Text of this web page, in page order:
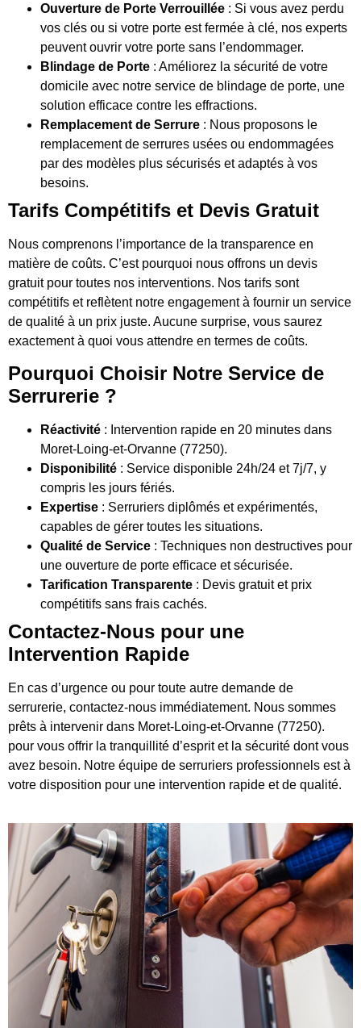
Ouverture de Porte Verrouillée : Si vous avez perdu
vos clés ou si votre porte est fermée à clé, nos experts
peuvent ouvrir votre porte sans l’endommager.
Blindage de Porte : Améliorez la sécurité de votre
domicile avec notre service de blindage de porte, une
solution efficace contre les effractions.
Remplacement de Serrure : Nous proposons le
remplacement de serrures usées ou endommagées
par des modèles plus sécurisés et adaptés à vos
besoins.
Tarifs Compétitifs et Devis Gratuit
Nous comprenons l’importance de la transparence en
matière de coûts. C’est pourquoi nous offrons un devis
gratuit pour toutes nos interventions. Nos tarifs sont
compétitifs et reflètent notre engagement à fournir un service
de qualité à un prix juste. Aucune surprise, vous saurez
exactement à quoi vous attendre en termes de coûts.
Pourquoi Choisir Notre Service de
Serrurerie ?
Réactivité : Intervention rapide en 20 minutes dans
Moret-Loing-et-Orvanne (77250).
Disponibilité : Service disponible 24h/24 et 7j/7, y
compris les jours fériés.
Expertise : Serruriers diplômés et expérimentés,
capables de gérer toutes les situations.
Qualité de Service : Techniques non destructives pour
une ouverture de porte efficace et sécurisée.
Tarification Transparente : Devis gratuit et prix
compétitifs sans frais cachés.
Contactez-Nous pour une
Intervention Rapide
En cas d’urgence ou pour toute autre demande de
serrurerie, contactez-nous immédiatement. Nous sommes
prêts à intervenir dans Moret-Loing-et-Orvanne (77250).
pour vous offrir la tranquillité d’esprit et la sécurité dont vous
avez besoin. Notre équipe de serruriers professionnels est à
votre disposition pour une intervention rapide et de qualité.